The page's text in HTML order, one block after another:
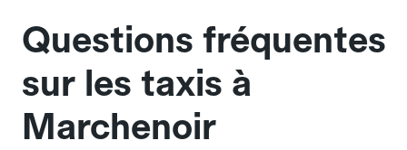
Questions fréquentes
sur les taxis à
Marchenoir